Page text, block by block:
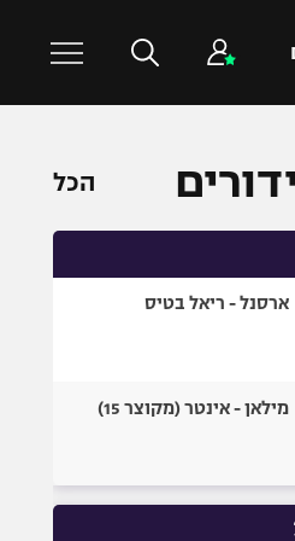
ענפים נוספים
כדורעף
אגרוף
UFC
היאבקות WWE
הכל
ארסנל - ריאל בטיס
מילאן - אינטר (מקוצר 15)